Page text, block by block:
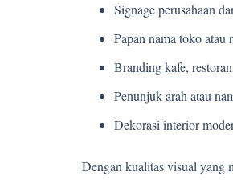
Signage perusahaan
Papan nama toko atau
Branding kafe,
Penunjuk arah atau
Dekorasi interior
Dengan kualitas visual yang